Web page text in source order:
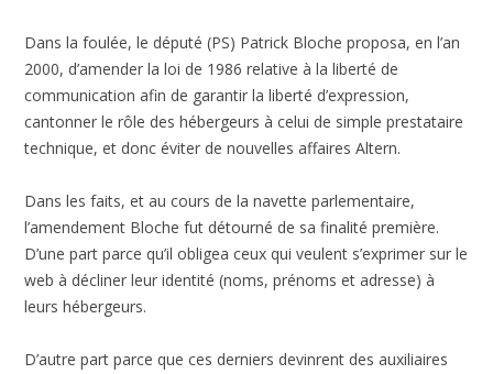
Dans la foulée, le député (PS) Patrick Bloche proposa, en l’an
2000, d’amender la loi de 1986 relative à la liberté de
communication afin de garantir la liberté d’expression,
cantonner le rôle des hébergeurs à celui de simple prestataire
technique, et donc éviter de nouvelles affaires Altern.
Dans les faits, et au cours de la navette parlementaire,
l’amendement Bloche fut détourné de sa finalité première.
D’une part parce qu’il obligea ceux qui veulent s’exprimer sur le
web à décliner leur identité (noms, prénoms et adresse) à
leurs hébergeurs.
D’autre part parce que ces derniers devinrent des auxiliaires